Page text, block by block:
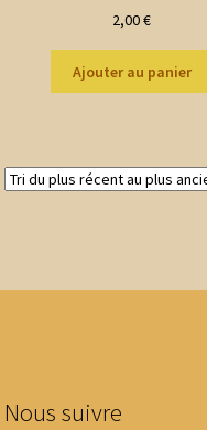
2,00€
Ajouter au panier
Nous suivre